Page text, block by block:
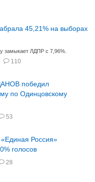
45,21% на выборах
замыкает ЛДПР с 7,96%.
110
победил
по Одинцовскому
53
Россия»
голосов
28